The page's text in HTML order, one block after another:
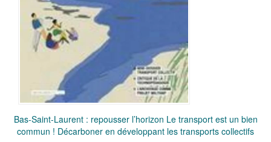
Bas-Saint-Laurent : repousser l’horizon Le transport est un bien
commun ! Décarboner en développant les transports collectifs